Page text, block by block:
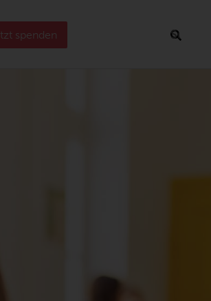
spenden
Suchen